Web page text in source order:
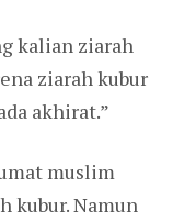
kalian ziarah
ziarah kubur
akhirat.”
muslim
kubur. Namun